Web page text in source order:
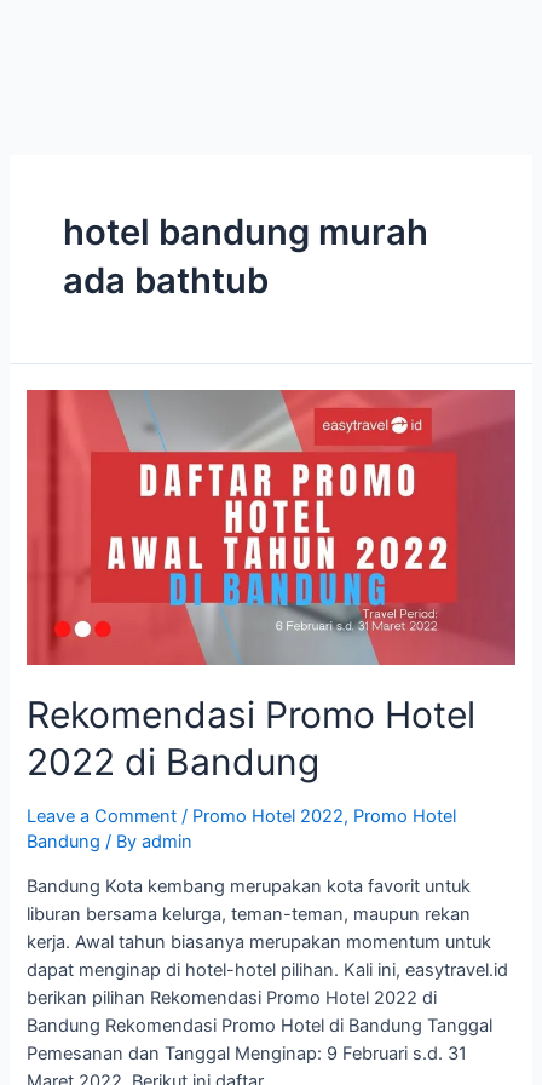
hotel bandung murah
ada bathtub
Rekomendasi Promo Hotel
2022 di Bandung
Leave a Comment / Promo Hotel 2022, Promo Hotel
Bandung / Byadmin
Bandung Kota kembang merupakan kota favorit untuk
liburan bersama kelurga, teman-teman, maupun rekan
kerja. Awal tahun biasanya merupakan momentum untuk
dapat menginap di hotel-hotel pilihan. Kali ini, easytravel.id
berikan pilihan Rekomendasi Promo Hotel 2022 di
Bandung Rekomendasi Promo Hotel di Bandung Tanggal
Pemesanan dan Tanggal Menginap: 9 Februari s.d. 31